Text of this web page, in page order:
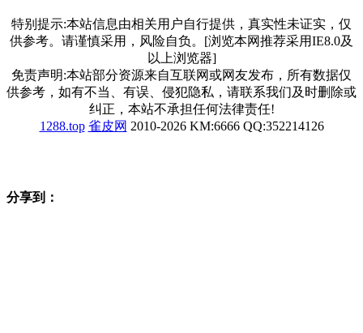
特别提示:本站信息由相关用户自行提供，真实性未证实，仅
供参考。请谨慎采用，风险自负。[浏览本网推荐采用IE8.0及
以上浏览器]
免责声明:本站部分资源来自互联网或网友发布，所有数据仅
供参考，如有不当、有误、侵犯隐私，请联系我们及时删除或
纠正，本站不承担任何法律责任!
1288.top 雀皮网 2010-2026 KM:6666 QQ:352214126
分享到：